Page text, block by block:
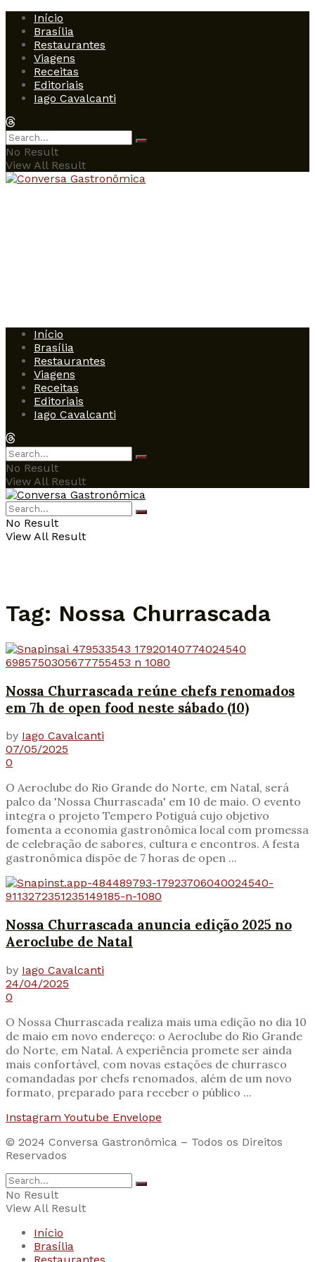
Início
Brasília
Restaurantes
Viagens
Receitas
Editoriais
Iago Cavalcanti
No Result
View All Result
Início
Brasília
Restaurantes
Viagens
Receitas
Editoriais
Iago Cavalcanti
No Result
View All Result
No Result
View All Result
Tag: Nossa Churrascada
Nossa Churrascada reúne chefs renomados
em 7h de open food neste sábado (10)
by Iago Cavalcanti
07/05/2025
0
O Aeroclube do Rio Grande do Norte, em Natal, será
palco da 'Nossa Churrascada' em 10 de maio. O evento
integra o projeto Tempero Potiguá cujo objetivo
fomenta a economia gastronômica local com promessa
de celebração de sabores, cultura e encontros. A festa
gastronômica dispõe de 7 horas de open ...
Nossa Churrascada anuncia edição 2025 no
Aeroclube de Natal
by Iago Cavalcanti
24/04/2025
0
O Nossa Churrascada realiza mais uma edição no dia 10
de maio em novo endereço: o Aeroclube do Rio Grande
do Norte, em Natal. A experiência promete ser ainda
mais confortável, com novas estações de churrasco
comandadas por chefs renomados, além de um novo
formato, preparado para receber o público ...
Instagram Youtube Envelope
© 2024 Conversa Gastronômica – Todos os Direitos
Reservados
No Result
View All Result
Início
Brasília